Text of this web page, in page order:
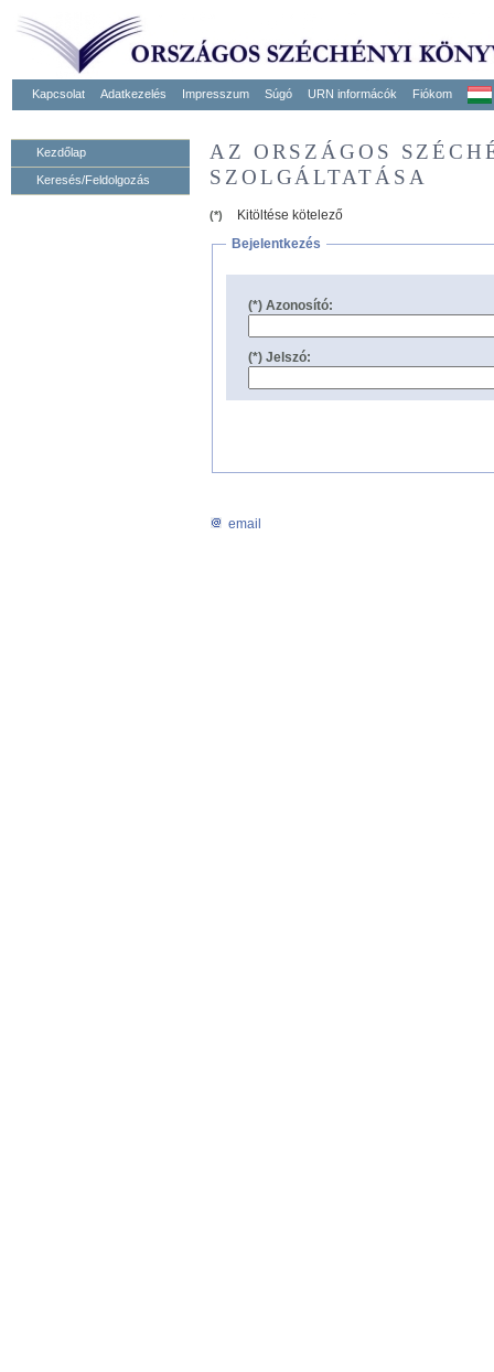
Kapcsolat Adatkezelés Impresszum Súgó URN informácók Fiókom
Kezdőlap
Keresés/Feldolgozás
AZ ORSZÁGOS
SZOLGÁLTATÁSA
(*)
Kitöltése kötelező
Bejelentkezés
(*) Azonosító:
(*) Jelszó:
email